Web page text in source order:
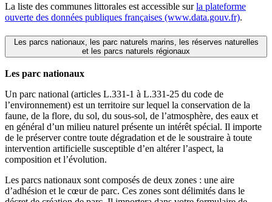
La liste des communes littorales est accessible surla plateforme
ouverte des données publiques françaises (www.data.gouv.fr).
Les parcs nationaux, les parc naturels marins, les réserves naturelles
et les parcs naturels régionaux
Les parc nationaux
Un parc national (articles L.331-1 à L.331-25 du code de
l’environnement) est un territoire sur lequel la conservation de la
faune, de la flore, du sol, du sous-sol, de l’atmosphère, des eaux et
en général d’un milieu naturel présente un intérêt spécial. Il importe
de le préserver contre toute dégradation et de le soustraire à toute
intervention artificielle susceptible d’en altérer l’aspect, la
composition et l’évolution.
Les parcs nationaux sont composés de deux zones : une aire
d’adhésion et le cœur de parc. Ces zones sont délimités dans le